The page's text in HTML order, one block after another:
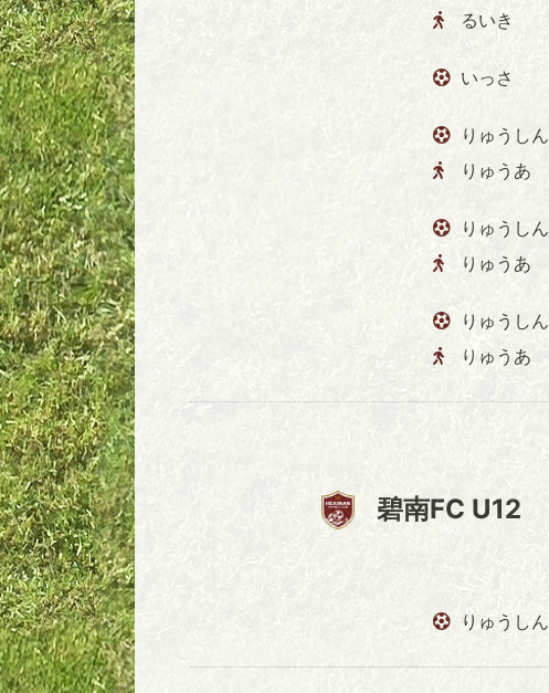
るいき
いっさ
りゅうしん
りゅうあ
りゅうしん
りゅうあ
りゅうしん
りゅうあ
碧南FC U12
りゅうしん